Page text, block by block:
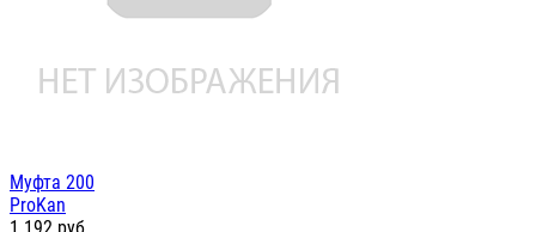
Муфта 200
ProKan